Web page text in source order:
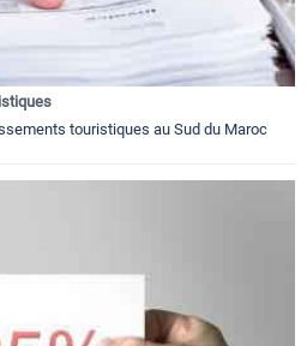
touristiques au Sud du Maroc